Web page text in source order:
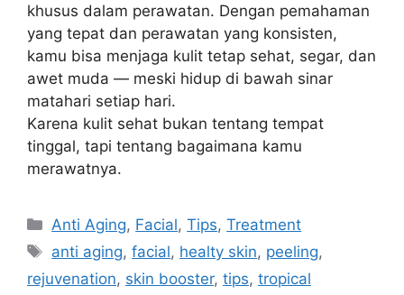
khusus dalam perawatan. Dengan pemahaman
yang tepat dan perawatan yang konsisten,
kamu bisa menjaga kulit tetap sehat, segar, dan
awet muda — meski hidup di bawah sinar
matahari setiap hari.
Karena kulit sehat bukan tentang tempat
tinggal, tapi tentang bagaimana kamu
merawatnya.
Anti Aging, Facial,Tips,Treatment
anti aging,facial, healty skin, peeling,
rejuvenation, skin booster, tips, tropical